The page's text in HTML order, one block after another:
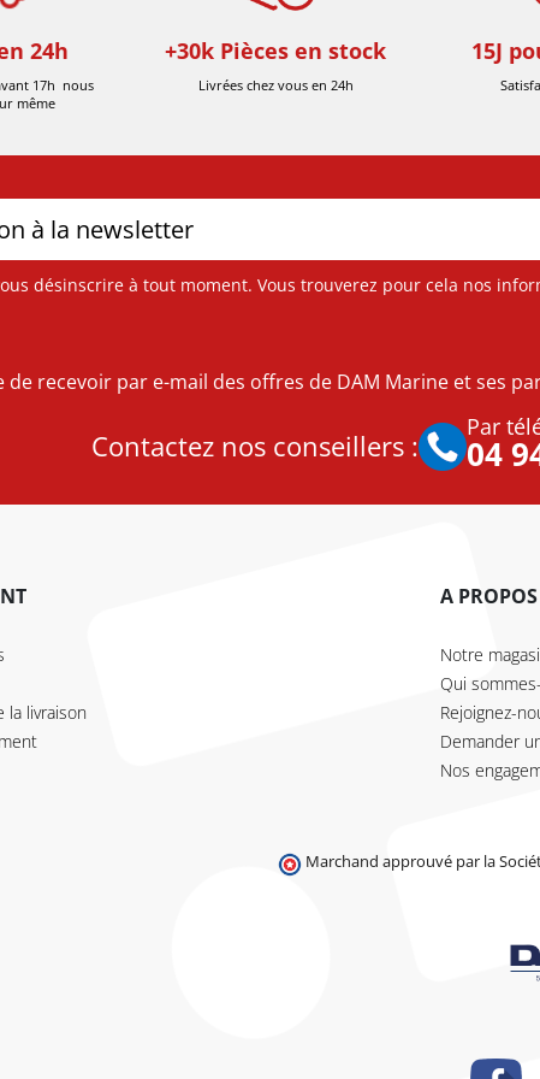
24h
17h nous
même
+30k Pièces en stock
Livrées chez vous en 24h
15J
désinscrire à tout moment. Vous trouverez pour cela nos
de recevoir par e-mail des offres de DAM Marine et ses
Contactez nos conseillers :
Par
04
la livraison
A
Notre
Qui
Rejoignez-
Demander
Nos
Marchand approuvé par la